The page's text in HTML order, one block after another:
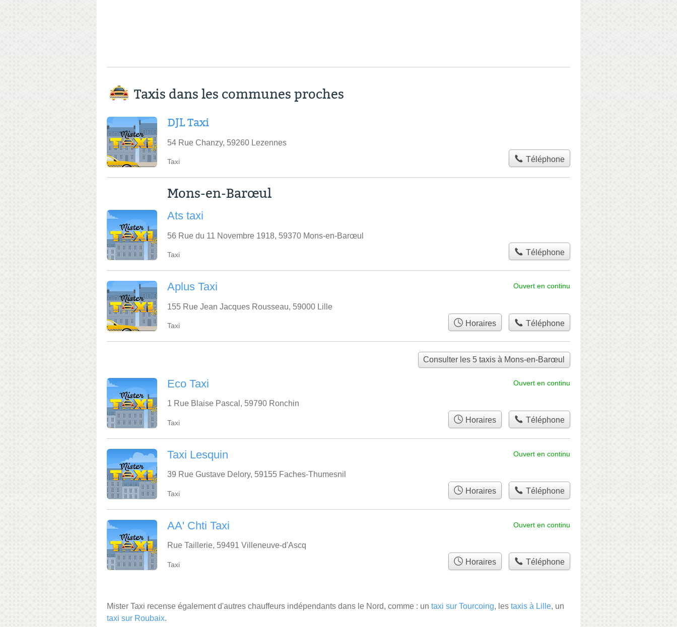
Taxis dans les communes proches
DJL Taxi
54 Rue Chanzy, 59260 Lezennes
Taxi Téléphone
Mons-en-Barœul
Ats taxi
56 Rue du 11 Novembre 1918, 59370 Mons-en-Barœul
Taxi Téléphone
Aplus Taxi
155 Rue Jean Jacques Rousseau, 59000 Lille
Ouvert en continu
Taxi Horaires Téléphone
Consulter les 5 taxis à Mons-en-Barœul
Eco Taxi
1 Rue Blaise Pascal, 59790 Ronchin
Ouvert en continu
Taxi Horaires Téléphone
Taxi Lesquin
39 Rue Gustave Delory, 59155 Faches-Thumesnil
Ouvert en continu
Taxi Horaires Téléphone
AA' Chti Taxi
Rue Taillerie, 59491 Villeneuve-d'Ascq
Ouvert en continu
Taxi Horaires Téléphone
Mister Taxi recense également d'autres chauffeurs indépendants dans le Nord, comme : un taxi sur Tourcoing, les taxis à Lille, un
taxi sur Roubaix.